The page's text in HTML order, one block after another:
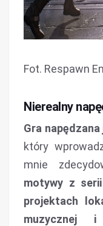
Fot. Respawn
Nierealny
Gra
który
mnie
motywy z
projektach
muzycznej i